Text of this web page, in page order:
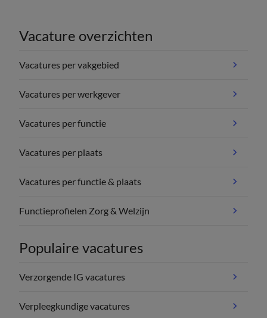
Vacature overzichten
Vacatures per vakgebied
Vacatures per werkgever
Vacatures per functie
Vacatures per plaats
Vacatures per functie & plaats
Functieprofielen Zorg & Welzijn
Populaire vacatures
Verzorgende IG vacatures
Verpleegkundige vacatures